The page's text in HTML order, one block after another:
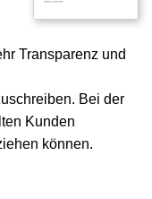
Transparenz und
Bei der
Kunden
können.